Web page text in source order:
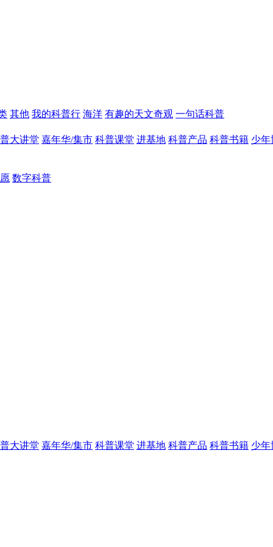
其他 我的科普行 海洋 有趣的天文奇观 一句话科普
大讲堂 嘉年华/集市 科普课堂 进基地 科普产品 科普书籍 少年
数字科普
大讲堂 嘉年华/集市 科普课堂 进基地 科普产品 科普书籍 少年